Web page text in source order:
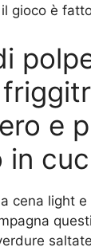
gioco è
e
in
cena light